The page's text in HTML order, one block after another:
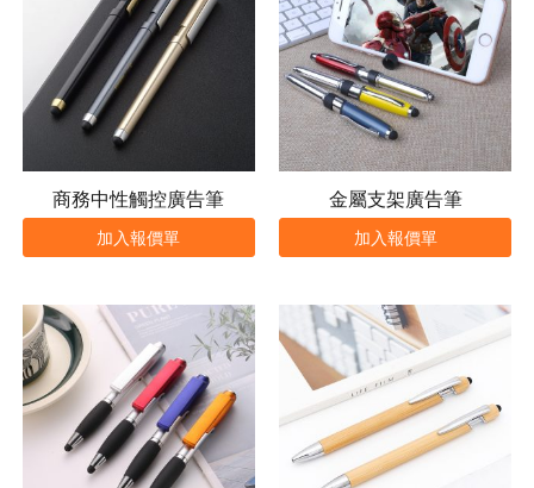
商務中性觸控廣告筆
加入報價單
金屬支架廣告筆
加入報價單